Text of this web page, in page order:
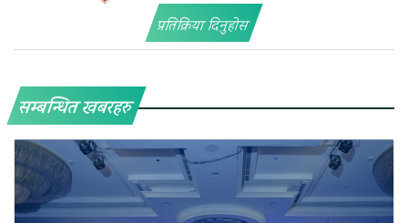
प्रतिक्रिया दिनुहोस
सम्बन्धित खबरहरु